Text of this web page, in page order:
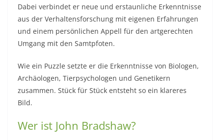
Dabei verbindet er neue und erstaunliche Erkenntnisse
aus der Verhaltensforschung mit eigenen Erfahrungen
und einem persönlichen Appell für den artgerechten
Umgang mit den Samtpfoten.
Wie ein Puzzle setzte er die Erkenntnisse von Biologen,
Archäologen, Tierpsychologen und Genetikern
zusammen. Stück für Stück entsteht so ein klareres
Bild.
Wer ist John Bradshaw?